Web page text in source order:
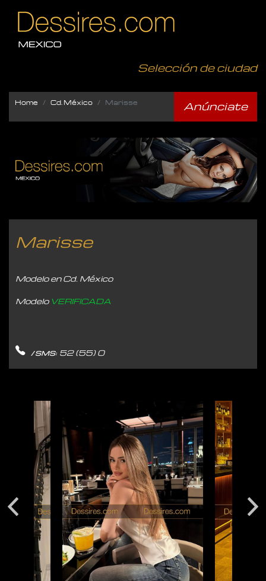
Selección de ciudad
Anúnciate
Home Cd. México Marisse
Marisse
Modelo en Cd. México
Modelo VERIFICADA
/ SMS: 52 (55) 0